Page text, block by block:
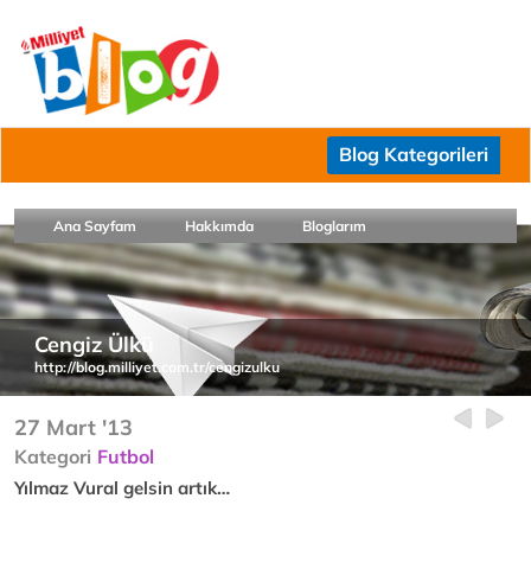
Blog Kategorileri
Ana Sayfam Hakkımda Bloglarım
Cengiz Ülkü
http://blog.milliyet.com.tr/cengizulku
27 Mart '13
Kategori Futbol
Yılmaz Vural gelsin artık…